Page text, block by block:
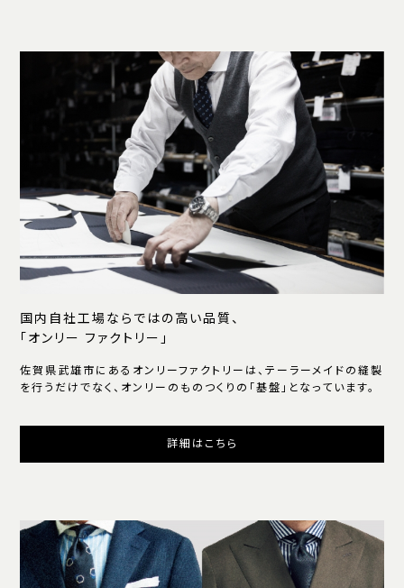
国内自社工場ならではの高い品質、
「オンリー ファクトリー」
佐賀県武雄市にあるオンリーファクトリーは、テーラーメイドの縫製
を行うだけでなく、オンリーのものつくりの「基盤」となっています。
詳細はこちら